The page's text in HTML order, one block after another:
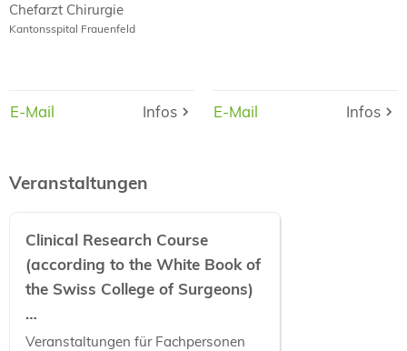
Chefarzt Chirurgie
Kantonsspital Frauenfeld
E-Mail Infos
E-Mail Infos E-Mail Infos
E-Mail Infos
Veranstaltungen
Clinical Research Course
(according to the White Book of
the Swiss College of Surgeons)
…
Veranstaltungen für Fachpersonen